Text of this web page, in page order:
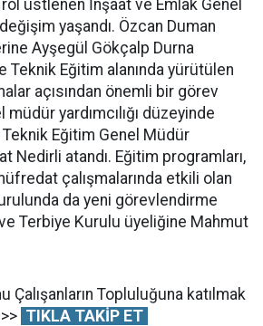
üstlenen İnşaat ve Emlak Genel
yaşandı. Özcan Duman
Ayşegül Gökçalp Durna
Eğitim alanında yürütülen
açısından önemli bir görev
yardımcılığı düzeyinde
Teknik Eğitim Genel Müdür
Nedirli atandı. Eğitim programları,
çalışmalarında etkili olan
da yeni görevlendirme
Terbiye Kurulu üyeliğine Mahmut
Çalışanların Topluluğuna katılmak
TIKLA TAKİP ET